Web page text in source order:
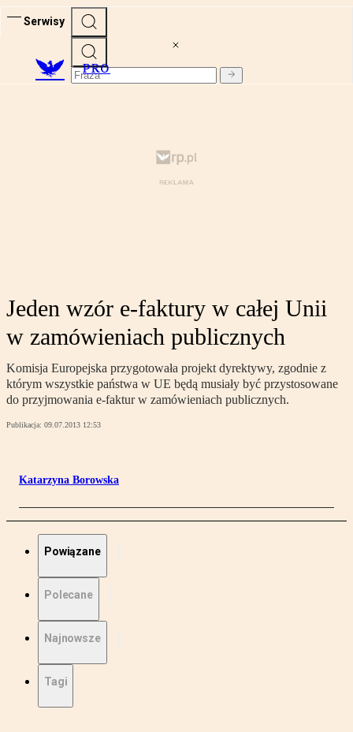
Serwisy
PRO
Jeden wzór e-faktury w całej Unii
w zamówieniach publicznych
Komisja Europejska przygotowała projekt dyrektywy, zgodnie z
którym wszystkie państwa w UE będą musiały być przystosowane
do przyjmowania e-faktur w zamówieniach publicznych.
Publikacja: 09.07.2013 12:53
Katarzyna Borowska
Powiązane
Polecane
Najnowsze
Tagi